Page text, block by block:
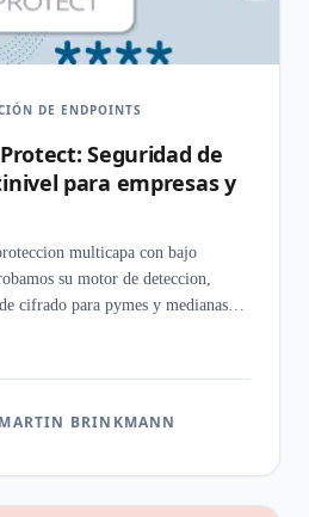
DE ENDPOINTS
Protect: Seguridad de
para empresas y
multicapa con bajo
su motor de deteccion,
cifrado para pymes y medianas
BRINKMANN